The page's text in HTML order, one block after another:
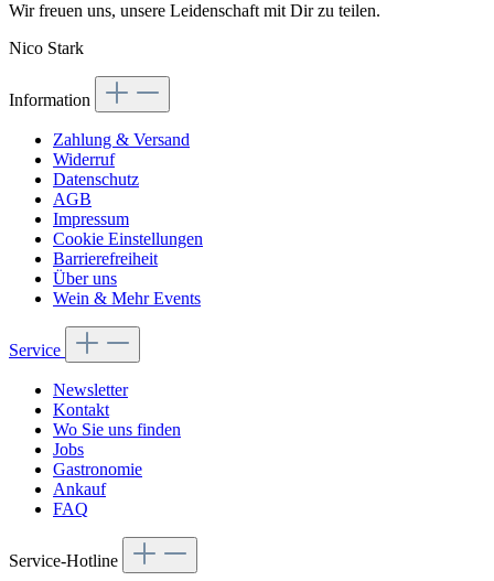
Wir freuen uns, unsere Leidenschaft mit Dir zu teilen.
Nico Stark
Information
Zahlung & Versand
Widerruf
Datenschutz
AGB
Impressum
Cookie Einstellungen
Barrierefreiheit
Über uns
Wein & Mehr Events
Service
Newsletter
Kontakt
Wo Sie uns finden
Jobs
Gastronomie
Ankauf
FAQ
Service-Hotline